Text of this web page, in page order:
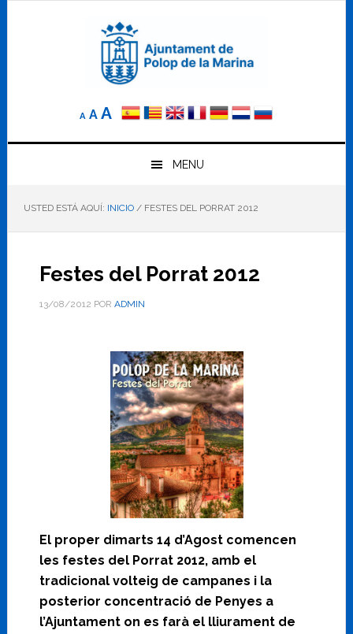
A
Reducir
elA Tamaño
AAumentar
el
tamaño
letra
MENU
USTED ESTÁ AQUÍ: INICIO /FESTES DEL PORRAT 2012
Festes del Porrat 2012
13/08/2012 POR ADMIN
El proper dimarts 14 d’Agost comencen
les festes del Porrat 2012, amb el
tradicional volteig de campanes i la
posterior concentració de Penyes a
l’Ajuntament on es farà el lliurament de